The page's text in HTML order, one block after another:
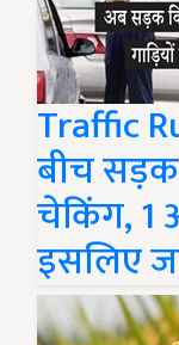
Traffic
बीच सड़क
चेकिंग, 1
इसलिए